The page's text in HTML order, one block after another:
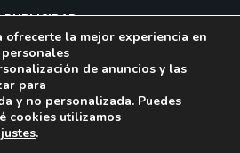
PUBLICIDAD
ofrecerte la mejor experiencia en
de anuncios y las
para
y no personalizada. Puedes
cookies utilizamos
.